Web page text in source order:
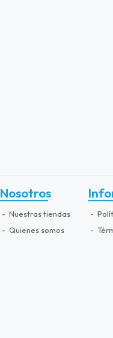
Nosotros
Nuestras tiendas
Quienes somos